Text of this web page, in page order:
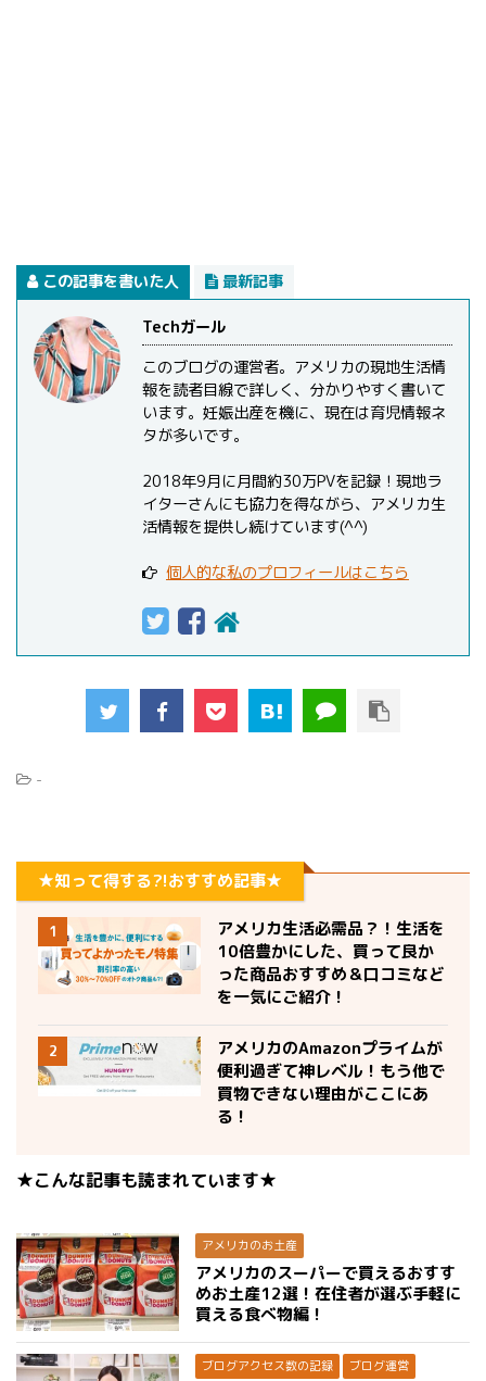
この記事を書いた人 最新記事
Techガール
このブログの運営者。アメリカの現地生活情
報を読者目線で詳しく、分かりやすく書いて
います。妊娠出産を機に、現在は育児情報ネ
タが多いです。
2018年9月に月間約30万PVを記録！現地ラ
イターさんにも協力を得ながら、アメリカ生
活情報を提供し続けています(^^)
個人的な私のプロフィールはこちら
-
★知って得する?!おすすめ記事★
1
アメリカ生活必需品？！生活を
10倍豊かにした、買って良か
った商品おすすめ＆口コミなど
を一気にご紹介！
2
アメリカのAmazonプライムが
便利過ぎて神レベル！もう他で
買物できない理由がここにあ
る！
★こんな記事も読まれています★
アメリカのお土産
アメリカのスーパーで買えるおすす
めお土産12選！在住者が選ぶ手軽に
買える食べ物編！
ブログアクセス数の記録 ブログ運営